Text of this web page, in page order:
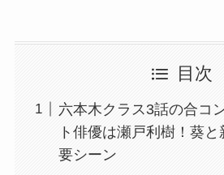
目次
六本木クラス3話の合コ
ト俳優は瀬戸利樹！葵
要シーン